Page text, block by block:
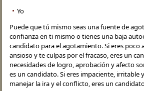
Yo
Puede que tú mismo seas una fuente de
confianza en ti mismo o tienes una baja
candidato para el agotamiento. Si eres poco
ansioso y te culpas por el fracaso, eres un
necesidades de logro, aprobación y afecto
es un candidato. Si eres impaciente, irritable
manejar la ira y el conflicto, eres un